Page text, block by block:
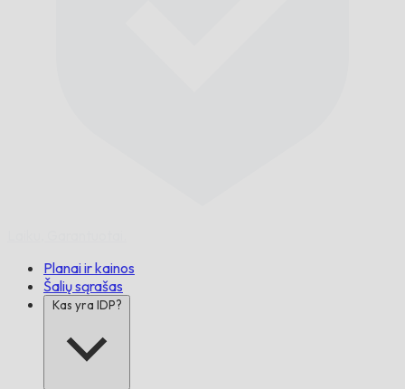
Planai ir kainos
Šalių sąrašas
Kas yra IDP?